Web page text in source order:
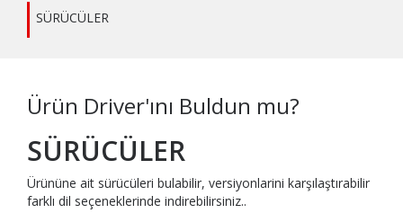
SÜRÜCÜLER
Ürün Driver'ını Buldun mu?
SÜRÜCÜLER
Ürününe ait sürücüleri bulabilir, versiyonlarini karşılaştırabilir
farklı dil seçeneklerinde indirebilirsiniz..